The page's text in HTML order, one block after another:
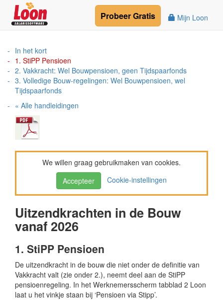
Mijn Loon
ProbeerGratis
In het kort
1. StiPP Pensioen
2. Vakkracht: Wel Bouwpensioen, geen Tijdspaarfonds
3. Volledige Bouw-regelingen: Wel Bouwpensioen, wel
Tijdspaarfonds
« Alle handleidingen
We willen graag gebruikmaken van cookies.
Accepteer
Cookie-instellingen
Uitzendkrachten in de Bouw
vanaf 2026
1. StiPP Pensioen
De uitzendkracht in de bouw die niet onder de definitie van
Vakkracht valt (zie onder 2.), neemt deel aan de StiPP
pensioenregeling. In het Werknemersscherm tabblad 2 Loon
laat u het vinkje staan bij ‘Pensioen via Stipp’.